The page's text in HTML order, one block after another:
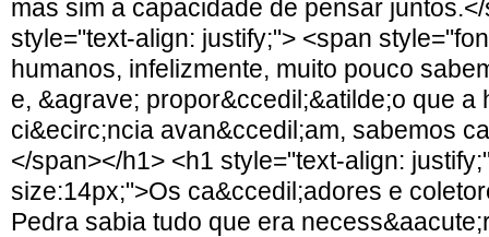
mas sim a capacidade de pensar
style="text-align: justify;"> <span
humanos, infelizmente, muito pouco
e, &agrave; propor&ccedil;&atilde;o que a
ci&ecirc;ncia avan&ccedil;am, sabemos
</span></h1> <h1 style="text-align:
size:14px;">Os ca&ccedil;adores e
Pedra sabia tudo que era